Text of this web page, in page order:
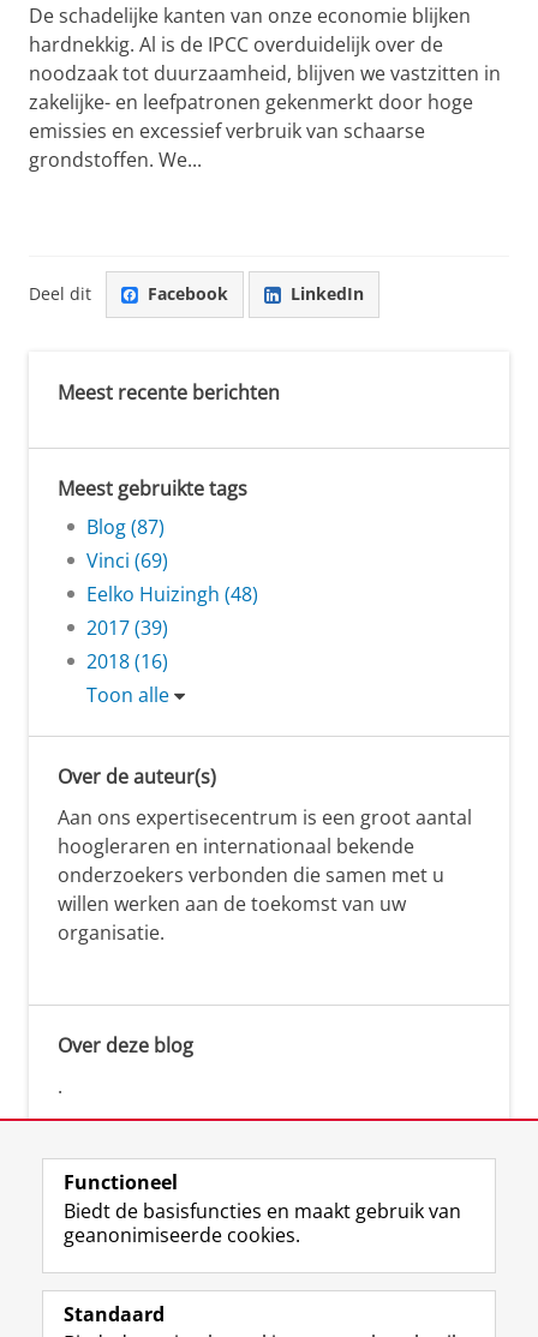
De schadelijke kanten van onze economie blijken
hardnekkig. Al is de IPCC overduidelijk over de
noodzaak tot duurzaamheid, blijven we vastzitten in
zakelijke- en leefpatronen gekenmerkt door hoge
emissies en excessief verbruik van schaarse
grondstoffen. We...
Deel dit Facebook LinkedIn
Meest recente berichten
Meest gebruikte tags
Blog (87)
Vinci (69)
Eelko Huizingh (48)
2017 (39)
2018 (16)
Toon alle
Over de auteur(s)
Aan ons expertisecentrum is een groot aantal
hoogleraren en internationaal bekende
onderzoekers verbonden die samen met u
willen werken aan de toekomst van uw
organisatie.
Over deze blog
.
Volg de RUG
F
a
L
i
R
S
I
n
Y
o
Functioneel
Biedt de basisfuncties en maakt gebruik van
geanonimiseerde cookies.
Standaard